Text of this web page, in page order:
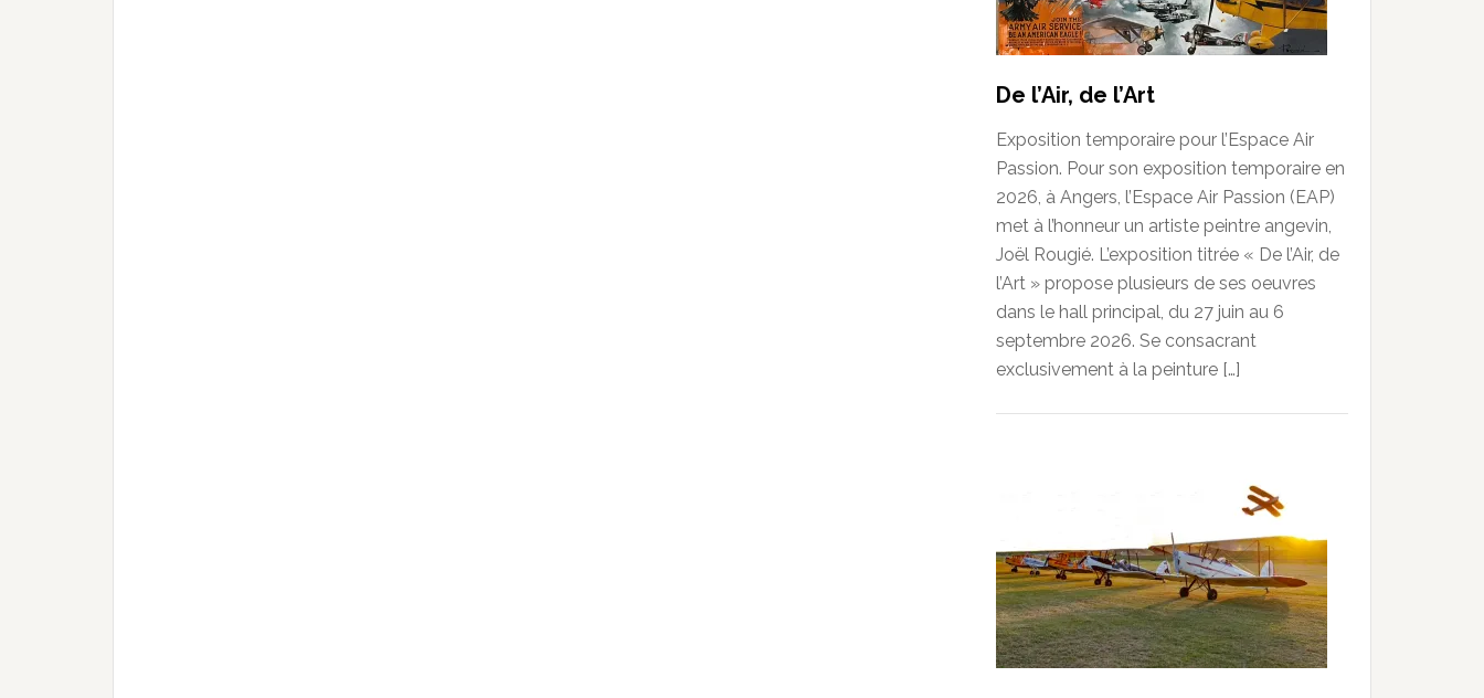
De l’Air, de l’Art
Exposition temporaire pour l’Espace Air
Passion. Pour son exposition temporaire en
2026, à Angers, l’Espace Air Passion (EAP)
met à l’honneur un artiste peintre angevin,
Joël Rougié. L’exposition titrée « De l’Air, de
l’Art » propose plusieurs de ses oeuvres
dans le hall principal, du 27 juin au 6
septembre 2026. Se consacrant
exclusivement à la peinture […]